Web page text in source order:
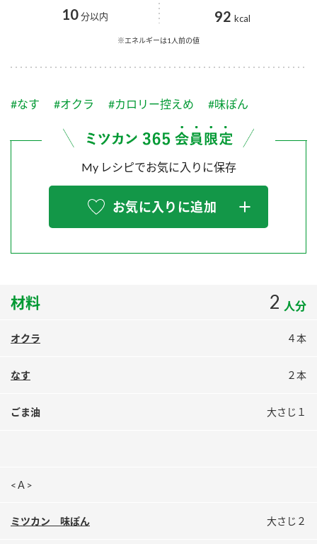
ふりかけ おすしの素
炊き込みご飯の素 米飯用調味液
つゆ
PIN印
スペシャルサイト
お酢を知ろう！
ぽん酢サワー
ミツカンの歴史
環境への取り組み
ZENB initiative
MIM（ミツカンミュージアム）
各部門が大切にしていること
販売終了製品のご案内
よくあるご質問
地図から取り扱い店舗を探す
業務用サイト ミツカングループについて 製造所固有記号一覧
10分以内 92 kcal
※エネルギーは1人前の値
#なす #オクラ #カロリー控えめ #味ぽん
My レシピでお気に入りに保存
お気に入りに追加
材料 2 人分
オクラ ４本
なす ２本
ごま油 大さじ１
<Ａ>
ミツカン 味ぽん 大さじ２